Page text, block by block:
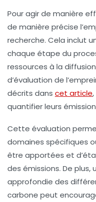
Pour agir de manière
de manière précise
recherche. Cela inclut
chaque étape du
ressources à la
d’évaluation de
décrits dans cet article
quantifier leurs
Cette évaluation
domaines spécifiques
être apportées et
des émissions. De plus,
approfondie des
carbone peut